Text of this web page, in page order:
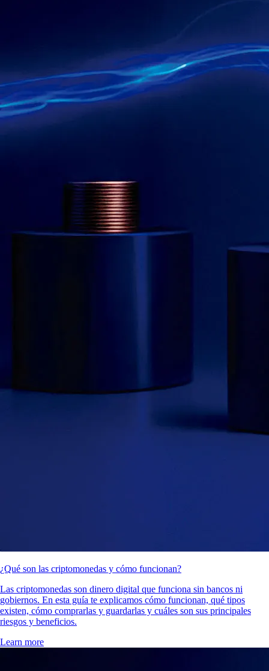
¿Qué son las criptomonedas y cómo funcionan?
Las criptomonedas son dinero digital que funciona sin bancos ni
gobiernos. En esta guía te explicamos cómo funcionan, qué tipos
existen, cómo comprarlas y guardarlas y cuáles son sus principales
riesgos y beneficios.
Learn more